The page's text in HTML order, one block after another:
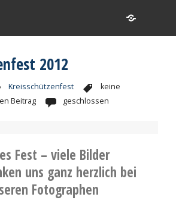
2012
Kreisschützenfest
keine
Beitrag
geschlossen
Fest – viele Bilder
uns ganz herzlich bei
Fotographen